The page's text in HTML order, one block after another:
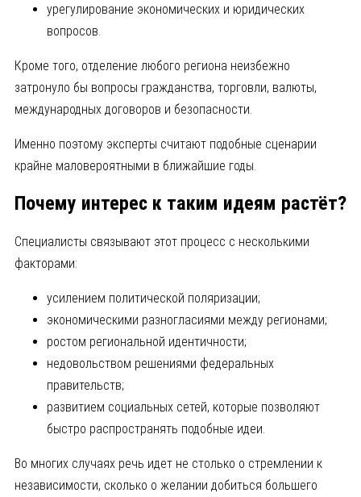
урегулирование экономических и юридических
вопросов.
Кроме того, отделение любого региона неизбежно
затронуло бы вопросы гражданства, торговли, валюты,
международных договоров и безопасности.
Именно поэтому эксперты считают подобные сценарии
крайне маловероятными в ближайшие годы.
Почему интерес к таким идеям растёт?
Специалисты связывают этот процесс с несколькими
факторами:
усилением политической поляризации;
экономическими разногласиями между регионами;
ростом региональной идентичности;
недовольством решениями федеральных
правительств;
развитием социальных сетей, которые позволяют
быстро распространять подобные идеи.
Во многих случаях речь идет не столько о стремлении к
независимости, сколько о желании добиться большего